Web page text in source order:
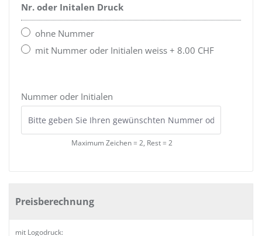
Nr. oder Initalen Druck
ohne Nummer
mit Nummer oder Initialen weiss + 8.00 CHF
Nummer oder Initialen
Maximum Zeichen = 2, Rest = 2
Preisberechnung
mit Logodruck: